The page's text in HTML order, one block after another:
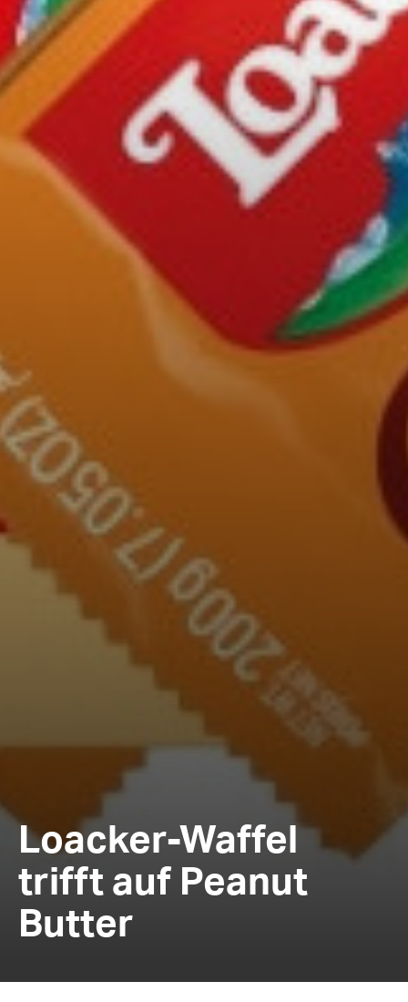
Loacker-Waffel
trifft auf Peanut
Butter